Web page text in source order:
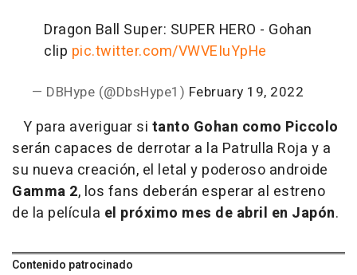
Dragon Ball Super: SUPER HERO - Gohan
clip pic.twitter.com/VWVEIuYpHe
— DBHype (@DbsHype1) February 19, 2022
Y para averiguar si tanto Gohan como Piccolo
serán capaces de derrotar a la Patrulla Roja y a
su nueva creación, el letal y poderoso androide
Gamma 2, los fans deberán esperar al estreno
de la película el próximo mes de abril en Japón.
Contenido patrocinado